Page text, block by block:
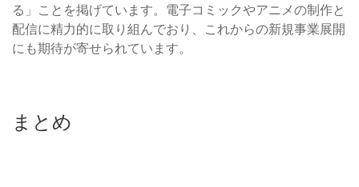
る」ことを掲げています。電子コミックやアニメの制作と
配信に精力的に取り組んでおり、これからの新規事業展開
にも期待が寄せられています。
まとめ